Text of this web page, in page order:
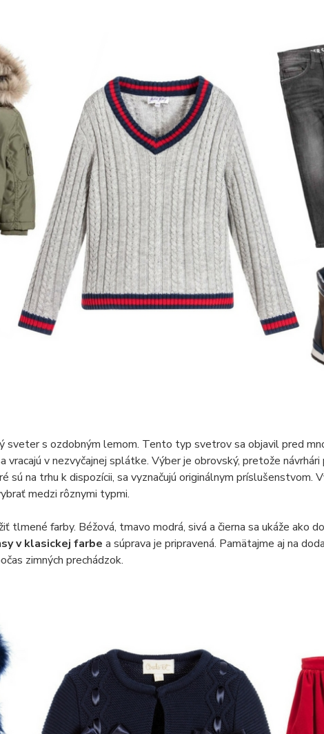
sveter s ozdobným lemom. Tento typ svetrov sa objavil pred
v nezvyčajnej splátke. Výber je obrovský, pretože návrhári
sú na trhu k dispozícii, sa vyznačujú originálnym príslušenstvom.
medzi rôznymi typmi.
tlmené farby. Béžová, tmavo modrá, sivá a čierna sa ukáže ako
v klasickej farbe a súprava je pripravená. Pamätajme aj na
zimných prechádzok.